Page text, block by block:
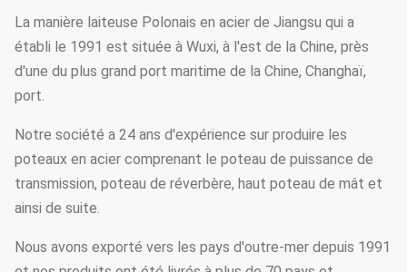
La manière laiteuse Polonais en acier de Jiangsu qui a
établi le 1991 est située à Wuxi, à l'est de la Chine, près
d'une du plus grand port maritime de la Chine, Changhaï,
port.
Notre société a 24 ans d'expérience sur produire les
poteaux en acier comprenant le poteau de puissance de
transmission, poteau de réverbère, haut poteau de mât et
ainsi de suite.
Nous avons exporté vers les pays d'outre-mer depuis 1991